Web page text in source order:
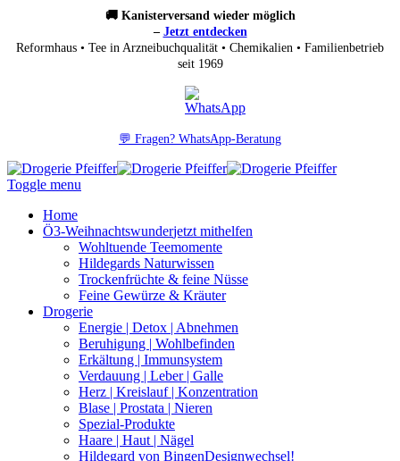
🚚 Kanisterversand wieder möglich
– Jetzt entdecken
Reformhaus • Tee in Arzneibuchqualität • Chemikalien • Familienbetrieb
seit 1969
💬 Fragen? WhatsApp-Beratung
Toggle menu
Home
Ö3-Weihnachtswunderjetzt mithelfen
Wohltuende Teemomente
Hildegards Naturwissen
Trockenfrüchte & feine Nüsse
Feine Gewürze & Kräuter
Drogerie
Energie | Detox | Abnehmen
Beruhigung | Wohlbefinden
Erkältung | Immunsystem
Verdauung | Leber | Galle
Herz | Kreislauf | Konzentration
Blase | Prostata | Nieren
Spezial-Produkte
Haare | Haut | Nägel
Hildegard von BingenDesignwechsel!